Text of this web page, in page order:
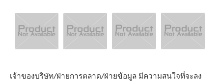
เจ้าของบริษัท/ฝ่ายการตลาด/ฝ่ายข้อมูล มีความสนใจที่จะลง